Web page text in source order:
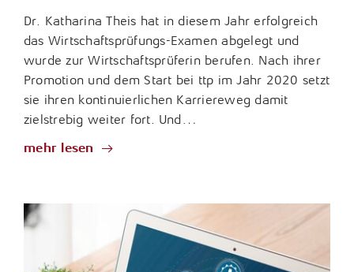
Dr. Katharina Theis hat in diesem Jahr erfolgreich
das Wirtschaftsprüfungs-Examen abgelegt und
wurde zur Wirtschaftsprüferin berufen. Nach ihrer
Promotion und dem Start bei ttp im Jahr 2020 setzt
sie ihren kontinuierlichen Karriereweg damit
zielstrebig weiter fort. Und…
mehr lesen